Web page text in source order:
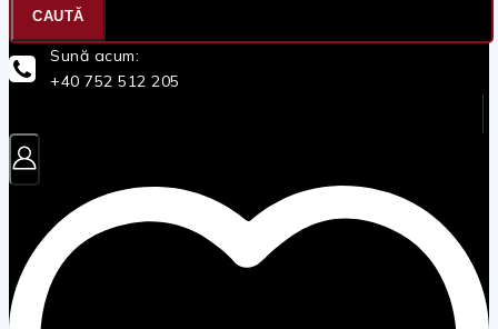
CAUTĂ
Sună acum:
+40 752 512 205